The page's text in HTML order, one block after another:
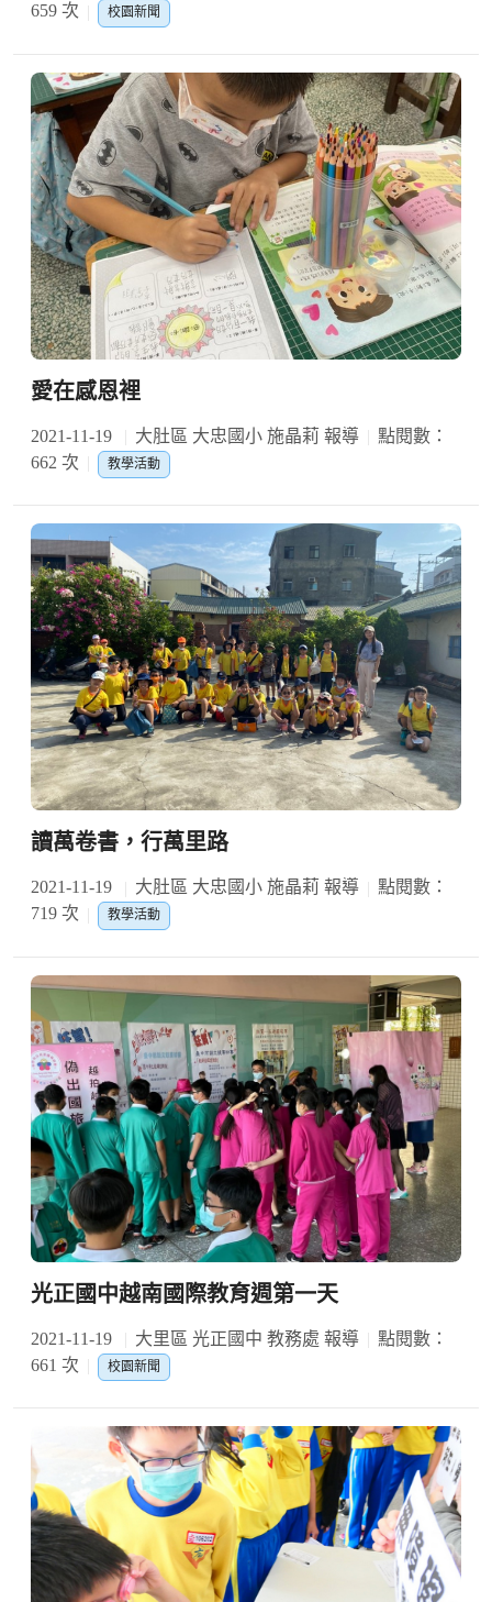
659 次
校園新聞
愛在感恩裡
2021-11-19 大肚區 大忠國小 施晶莉 報導
點閱數：
662 次
教學活動
讀萬卷書，行萬里路
2021-11-19 大肚區 大忠國小 施晶莉 報導
點閱數：
719 次
教學活動
光正國中越南國際教育週第一天
2021-11-19 大里區 光正國中 教務處 報導
點閱數：
661 次
校園新聞